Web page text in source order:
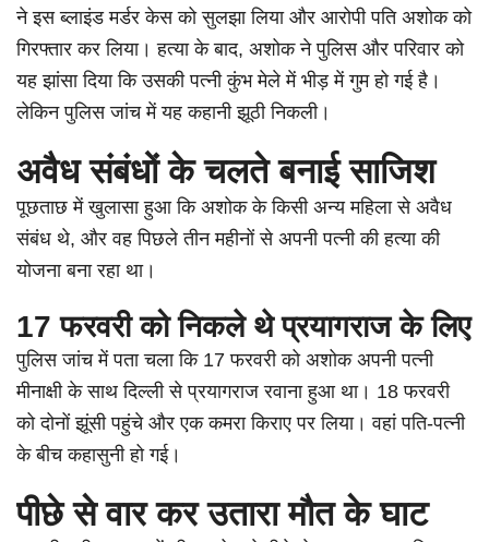
ने इस ब्लाइंड मर्डर केस को सुलझा लिया और आरोपी पति अशोक को
गिरफ्तार कर लिया। हत्या के बाद, अशोक ने पुलिस और परिवार को
यह झांसा दिया कि उसकी पत्नी कुंभ मेले में भीड़ में गुम हो गई है।
लेकिन पुलिस जांच में यह कहानी झूठी निकली।
अवैध संबंधों के चलते बनाई साजिश
पूछताछ में खुलासा हुआ कि अशोक के किसी अन्य महिला से अवैध
संबंध थे, और वह पिछले तीन महीनों से अपनी पत्नी की हत्या की
योजना बना रहा था।
17 फरवरी को निकले थे प्रयागराज के लिए
पुलिस जांच में पता चला कि 17 फरवरी को अशोक अपनी पत्नी
मीनाक्षी के साथ दिल्ली से प्रयागराज रवाना हुआ था। 18 फरवरी
को दोनों झूंसी पहुंचे और एक कमरा किराए पर लिया। वहां पति-पत्नी
के बीच कहासुनी हो गई।
पीछे से वार कर उतारा मौत के घाट